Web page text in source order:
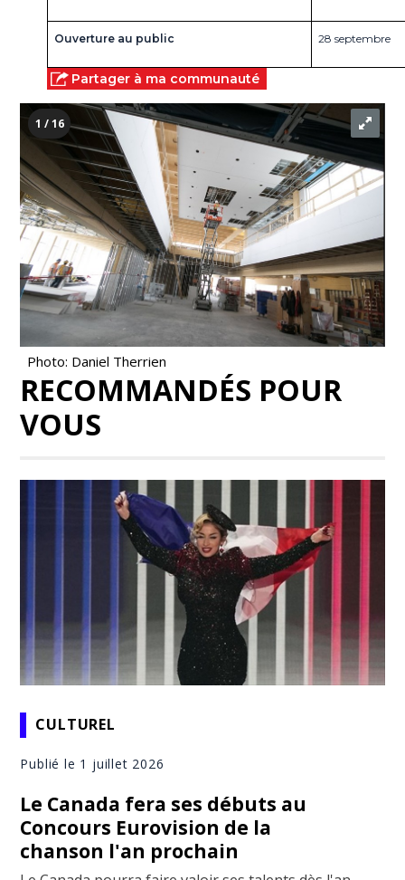
Ouverture au public 28 septembre
Partager à ma communauté
1 / 16
Photo: Daniel Therrien
RECOMMANDÉS POUR
VOUS
CULTUREL
Publié le 1 juillet 2026
Le Canada fera ses débuts au
Concours Eurovision de la
chanson l'an prochain